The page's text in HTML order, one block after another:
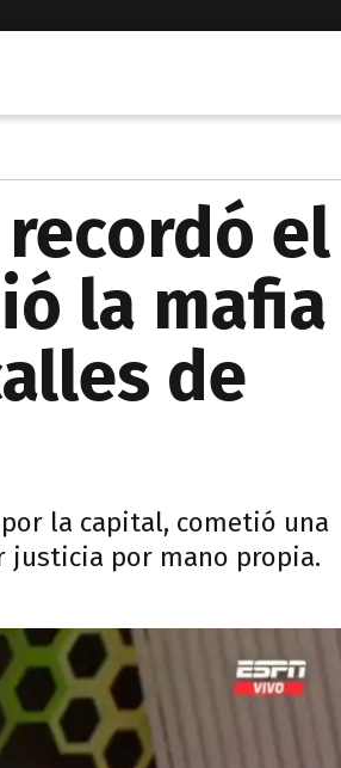
el
la mafia
de
la capital, cometió una
justicia por mano propia.